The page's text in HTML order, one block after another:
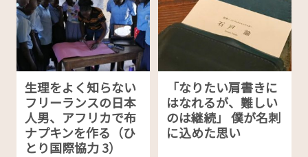
生理をよく知らない
フリーランスの日本
人男、アフリカで布
ナプキンを作る（ひ
とり国際協力 3）
「なりたい肩書きに
はなれるが、難しい
のは継続」 僕が名刺
に込めた思い